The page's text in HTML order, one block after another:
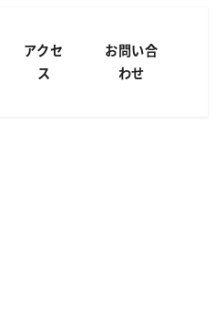
アクセ
ス
お問い合
わせ